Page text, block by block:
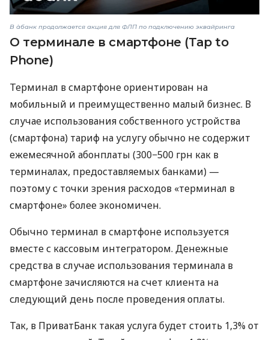
В àбанк продолжается акция для ФЛП по подключению эквайринга
О терминале в смартфоне (Tap to
Phone)
Терминал в смартфоне ориентирован на
мобильный и преимущественно малый бизнес. В
случае использования собственного устройства
(смартфона) тариф на услугу обычно не содержит
ежемесячной абонплаты (300−500 грн как в
терминалах, предоставляемых банками) —
поэтому с точки зрения расходов «терминал в
смартфоне» более экономичен.
Обычно терминал в смартфоне используется
вместе с кассовым интегратором. Денежные
средства в случае использования терминала в
смартфоне зачисляются на счет клиента на
следующий день после проведения оплаты.
Так, в ПриватБанк такая услуга будет стоить 1,3% от